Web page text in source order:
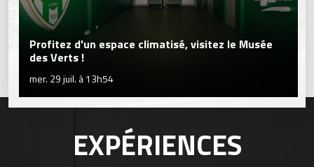
Profitez d'un espace climatisé, visitez le Musée
des Verts !
mer. 29 juil. à 13h54
EXPÉRIENCES